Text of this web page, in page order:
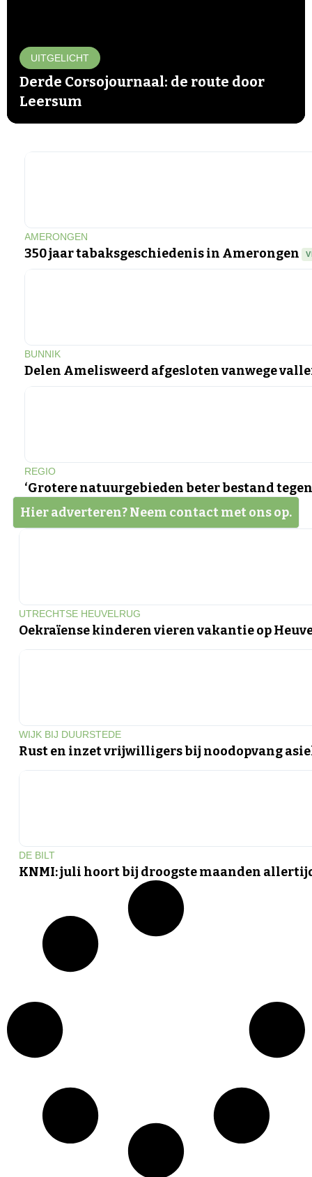
UITGELICHT
Derde Corsojournaal: de route door
Leersum
AMERONGEN
350 jaar tabaksgeschiedenis in Amerongen
BUNNIK
Delen Amelisweerd afgesloten vanwege
REGIO
‘Grotere natuurgebieden beter bestand
Hier adverteren? Neem contact met ons op.
UTRECHTSE HEUVELRUG
Oekraïense kinderen vieren vakantie op
WIJK BIJ DUURSTEDE
Rust en inzet vrijwilligers bij noodopvang
DE BILT
KNMI: juli hoort bij droogste maanden